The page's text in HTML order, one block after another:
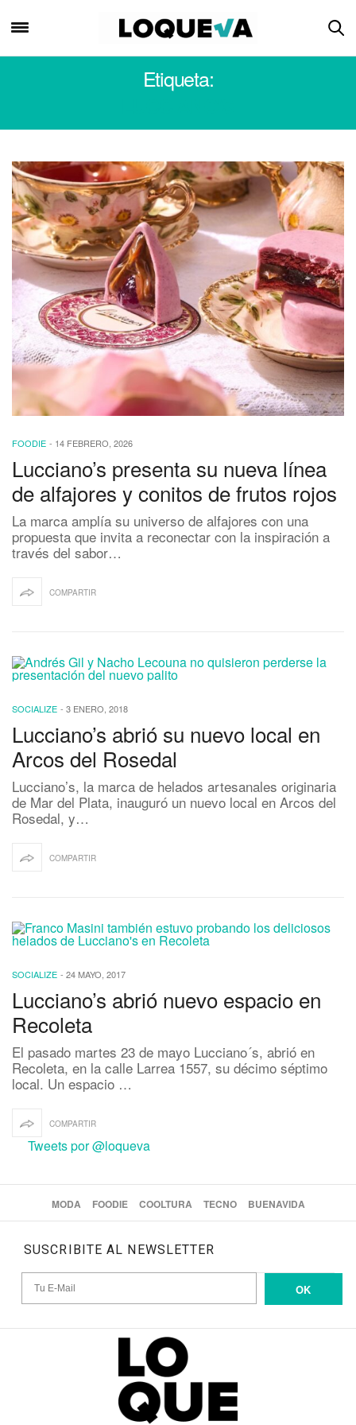
Etiqueta:
FOODIE - 14 FEBRERO, 2026
Lucciano’s presenta su nueva línea
de alfajores y conitos de frutos rojos
La marca amplía su universo de alfajores con una
propuesta que invita a reconectar con la inspiración a
través del sabor…
COMPARTIR
SOCIALIZE - 3 ENERO, 2018
Lucciano’s abrió su nuevo local en
Arcos del Rosedal
Lucciano’s, la marca de helados artesanales originaria
de Mar del Plata, inauguró un nuevo local en Arcos del
Rosedal, y…
COMPARTIR
SOCIALIZE - 24 MAYO, 2017
Lucciano’s abrió nuevo espacio en
Recoleta
El pasado martes 23 de mayo Lucciano´s, abrió en
Recoleta, en la calle Larrea 1557, su décimo séptimo
local. Un espacio …
COMPARTIR
Tweets por @loqueva
MODA FOODIE COOLTURA TECNO BUENAVIDA
SUSCRIBITE AL NEWSLETTER
OK